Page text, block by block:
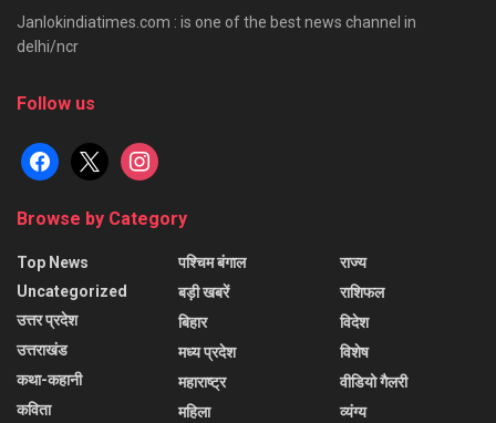
Janlokindiatimes.com : is one of the best news channel in
delhi/ncr
Follow us
facebook
x instagram
Browse by Category
Top News
Uncategorized
उत्तर प्रदेश
उत्तराखंड
कथा-कहानी
कविता
पश्चिम बंगाल
बड़ी खबरें
बिहार
मध्य प्रदेश
महाराष्ट्र
महिला
राज्य
राशिफल
विदेश
विशेष
वीडियो गैलरी
व्यंग्य